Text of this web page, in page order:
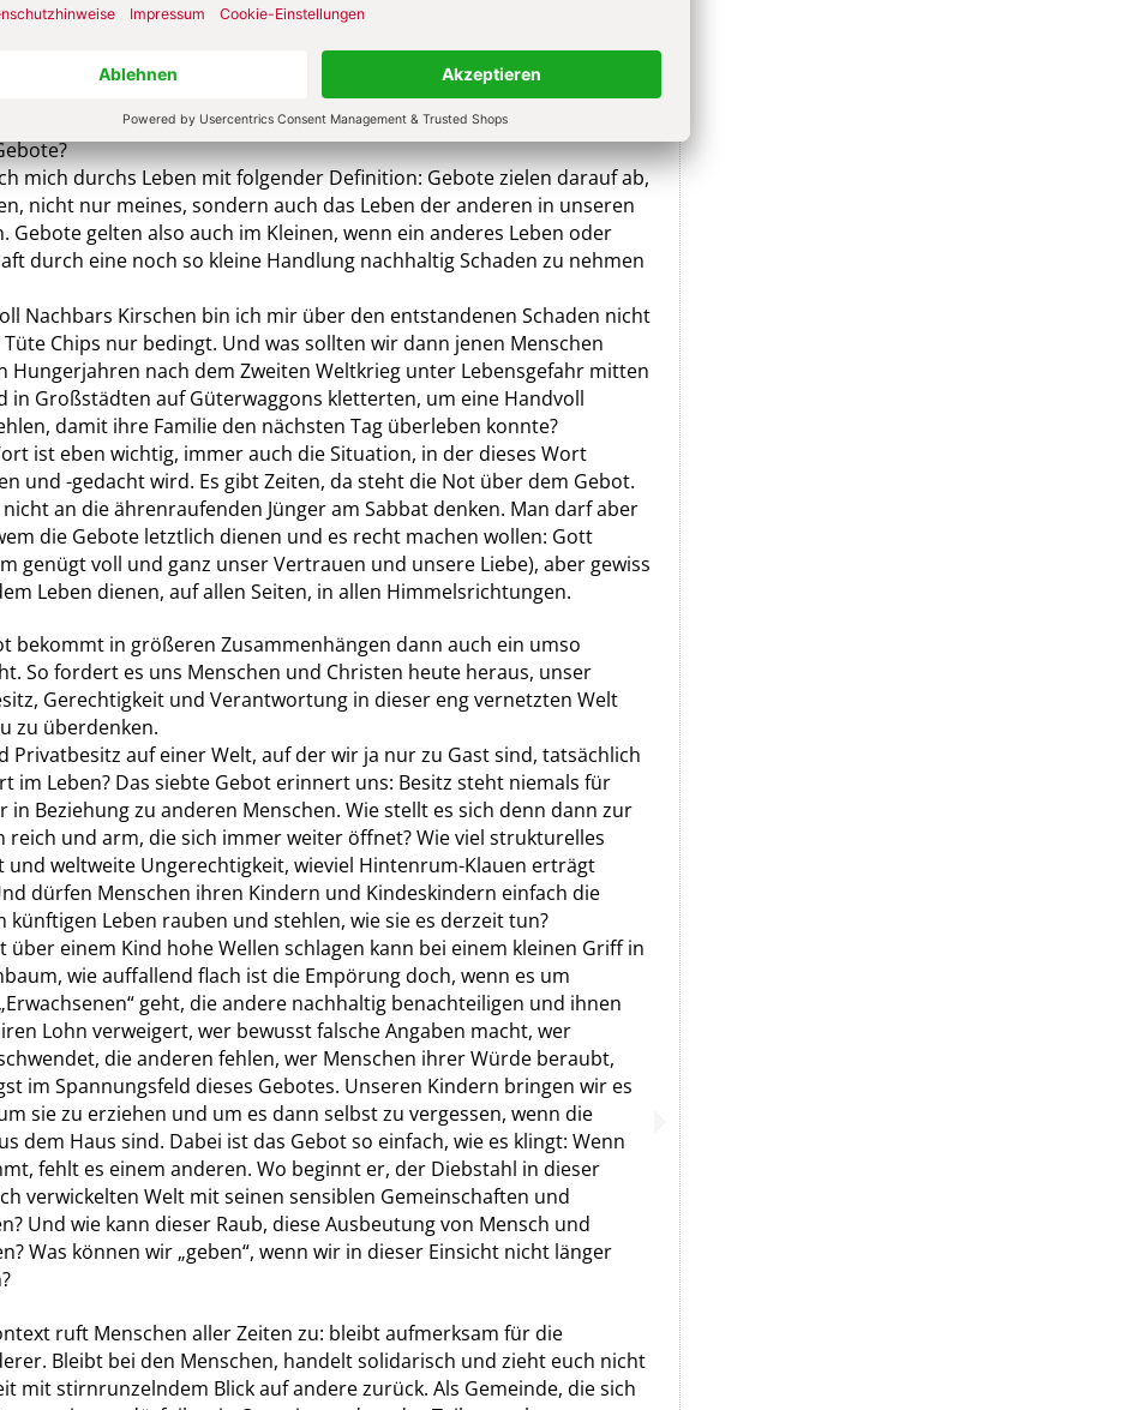
mit dem siebten Gebot? Wie ist das überhaupt mit Ihrer Detailtreue zu
recht? Kommt alles ins Wanken, wenn die Details nicht mehr
es bei Gott vielleicht doch eine entspannte Spannweite in der
mich durchs Leben mit folgender Definition: Gebote zielen darauf ab,
nicht nur meines, sondern auch das Leben der anderen in unseren
Gebote gelten also auch im Kleinen, wenn ein anderes Leben oder
durch eine noch so kleine Handlung nachhaltig Schaden zu nehmen
Nachbars Kirschen bin ich mir über den entstandenen Schaden nicht
Chips nur bedingt. Und was sollten wir dann jenen Menschen
Hungerjahren nach dem Zweiten Weltkrieg unter Lebensgefahr mitten
in Großstädten auf Güterwaggons kletterten, um eine Handvoll
damit ihre Familie den nächsten Tag überleben konnte?
ist eben wichtig, immer auch die Situation, in der dieses Wort
und -gedacht wird. Es gibt Zeiten, da steht die Not über dem Gebot.
an die ährenraufenden Jünger am Sabbat denken. Man darf aber
die Gebote letztlich dienen und es recht machen wollen: Gott
genügt voll und ganz unser Vertrauen und unsere Liebe), aber gewiss
Leben dienen, auf allen Seiten, in allen Himmelsrichtungen.
bekommt in größeren Zusammenhängen dann auch ein umso
So fordert es uns Menschen und Christen heute heraus, unser
Gerechtigkeit und Verantwortung in dieser eng vernetzten Welt
zu überdenken.
Privatbesitz auf einer Welt, auf der wir ja nur zu Gast sind, tatsächlich
im Leben? Das siebte Gebot erinnert uns: Besitz steht niemals für
in Beziehung zu anderen Menschen. Wie stellt es sich denn dann zur
reich und arm, die sich immer weiter öffnet? Wie viel strukturelles
und weltweite Ungerechtigkeit, wieviel Hintenrum-Klauen erträgt
dürfen Menschen ihren Kindern und Kindeskindern einfach die
künftigen Leben rauben und stehlen, wie sie es derzeit tun?
über einem Kind hohe Wellen schlagen kann bei einem kleinen Griff in
wie auffallend flach ist die Empörung doch, wenn es um
geht, die andere nachhaltig benachteiligen und ihnen
Lohn verweigert, wer bewusst falsche Angaben macht, wer
die anderen fehlen, wer Menschen ihrer Würde beraubt,
im Spannungsfeld dieses Gebotes. Unseren Kindern bringen wir es
sie zu erziehen und um es dann selbst zu vergessen, wenn die
dem Haus sind. Dabei ist das Gebot so einfach, wie es klingt: Wenn
fehlt es einem anderen. Wo beginnt er, der Diebstahl in dieser
verwickelten Welt mit seinen sensiblen Gemeinschaften und
Und wie kann dieser Raub, diese Ausbeutung von Mensch und
Was können wir „geben“, wenn wir in dieser Einsicht nicht länger
ruft Menschen aller Zeiten zu: bleibt aufmerksam für die
Bleibt bei den Menschen, handelt solidarisch und zieht euch nicht
mit stirnrunzelndem Blick auf andere zurück. Als Gemeinde, die sich